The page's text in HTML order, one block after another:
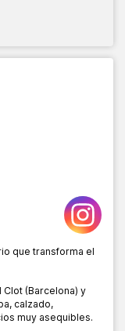
que transforma el
(Barcelona) y
calzado,
muy asequibles.